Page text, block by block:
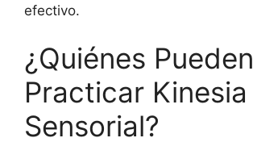
efectivo.
¿Quiénes Pueden
Practicar Kinesia
Sensorial?